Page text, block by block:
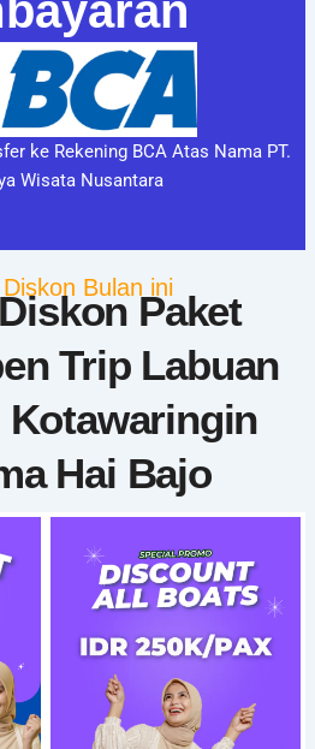
ke Rekening BCA Atas Nama PT.
Wisata Nusantara
Bulan iniPaket
Trip Labuan
Kotawaringin
Hai Bajo